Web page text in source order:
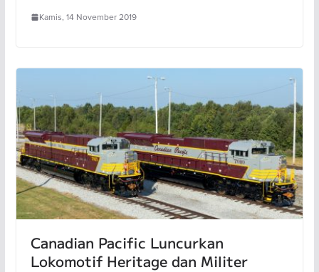
Kamis, 14 November 2019
Canadian Pacific Luncurkan
Lokomotif Heritage dan Militer